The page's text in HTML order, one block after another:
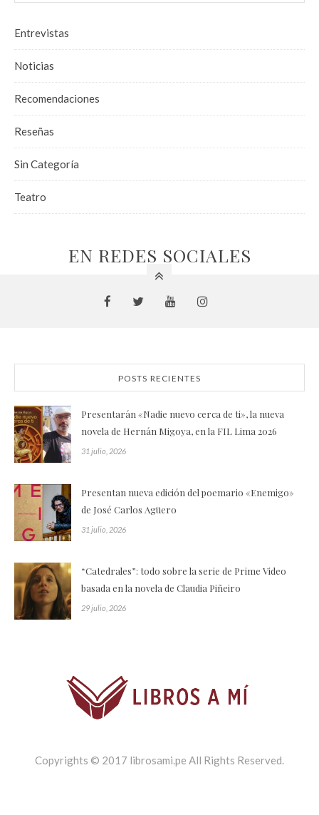
Entrevistas
Noticias
Recomendaciones
Reseñas
Sin Categoría
Teatro
EN REDES SOCIALES
POSTS RECIENTES
Presentarán «Nadie nuevo cerca de ti», la nueva
novela de Hernán Migoya, en la FIL Lima 2026
31 julio, 2026
Presentan nueva edición del poemario «Enemigo»
de José Carlos Agüero
31 julio, 2026
“Catedrales”: todo sobre la serie de Prime Video
basada en la novela de Claudia Piñeiro
29 julio, 2026
Copyrights © 2017 librosami.pe All Rights Reserved.